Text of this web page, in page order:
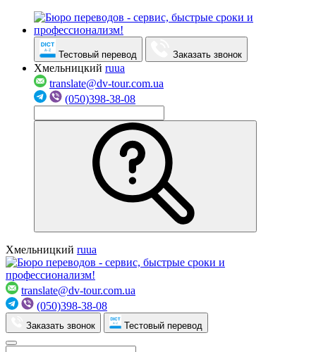
Тестовый перевод Заказать звонок
Хмельницкий ruua
translate@dv-tour.com.ua
(050)398-38-08
Хмельницкий ruua
translate@dv-tour.com.ua
(050)398-38-08
Заказать звонок Тестовый перевод